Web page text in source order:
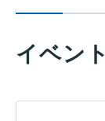
イベン